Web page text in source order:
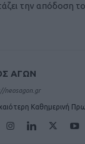
την απόδοση
ΑΓΩΝ
neosagon.gr
Καθημερινή